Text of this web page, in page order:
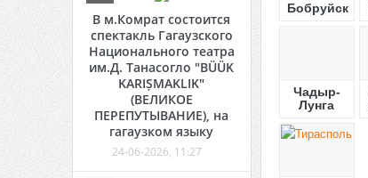
В м.Комрат состоится
спектакль Гагаузского
Национального театра
им.Д. Танасогло "BÜÜK
KARIȘMAKLIK"
(ВЕЛИКОЕ
ПЕРЕПУТЫВАНИЕ), на
гагаузком языку
24-06-2026, 11:27
Бобруйск
Чадыр-
Лунга